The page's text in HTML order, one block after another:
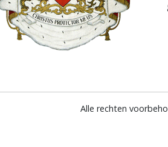
Alle rechten